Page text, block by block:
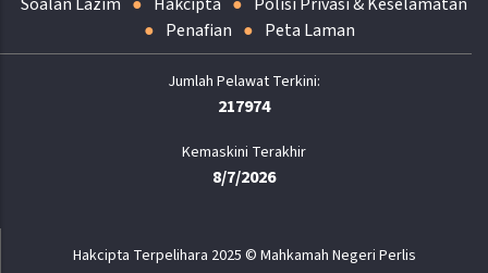
Penafian
Peta Laman
217974
Kemaskini Terakhir
8/7/2026
Hakcipta Terpelihara 2025 © Mahkamah Negeri Perlis